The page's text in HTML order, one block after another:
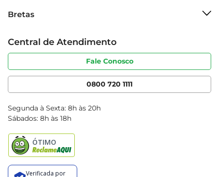
Grupo Cencosud
Sobre privacidade
Portal do fornecedor
Cencosud Media
Bretas
Produtos Bretas
Código de ética
Serviços
Clube Bretas
Blog Bretas
Black Friday
Central de Atendimento
Fale Conosco
0800 720 1111
Segunda à Sexta: 8h às 20h
Sábados: 8h às 18h